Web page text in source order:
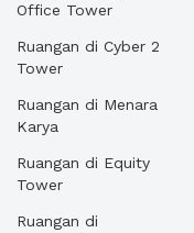
Office Tower
Ruangan di Cyber 2
Tower
Ruangan di Menara
Karya
Ruangan di Equity
Tower
Ruangan di